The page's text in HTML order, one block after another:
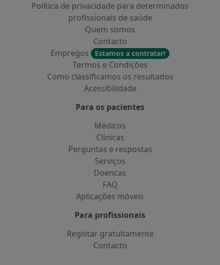
Política de privacidade para determinados
profissionais de saúde
Quem somos
Contacto
Empregos
Estamos a contratar!
Termos e Condições
Como classificamos os resultados
Acessibilidade
Para os pacientes
Médicos
Clínicas
Perguntas e respostas
Serviços
Doencas
FAQ
Aplicações móveis
Para profissionais
Registar gratuitamente
Contacto